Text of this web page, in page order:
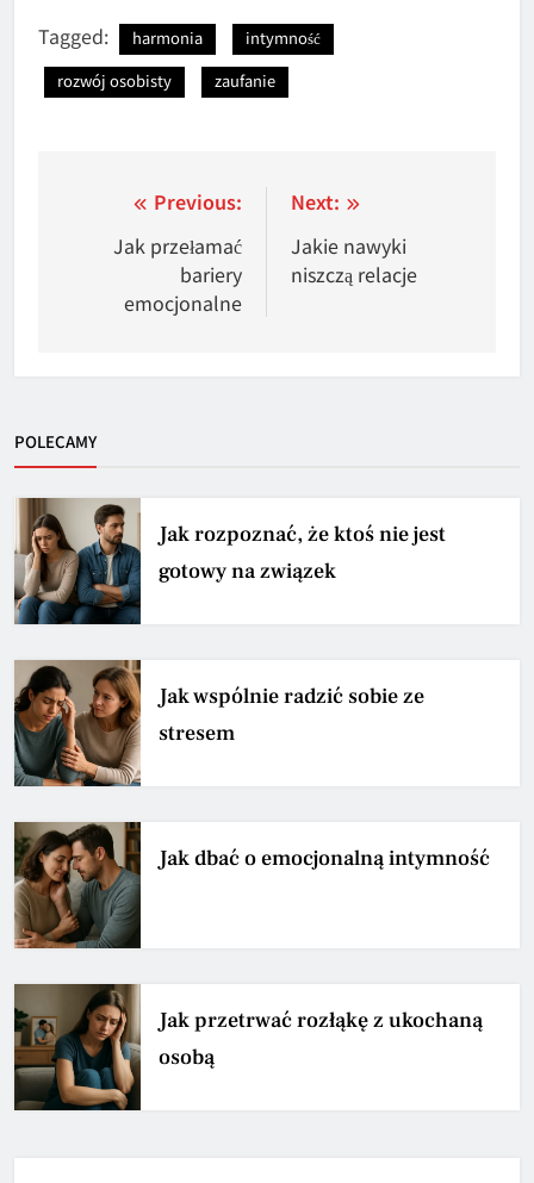
Tagged: harmonia
intymność
rozwój osobisty
zaufanie
Nawigacja
wpisu
Previous:
Jak przełamać
bariery
emocjonalne
Next:
Jakie nawyki
niszczą relacje
POLECAMY
Jak rozpoznać, że ktoś nie jest
gotowy na związek
Jak wspólnie radzić sobie ze
stresem
Jak dbać o emocjonalną intymność
Jak przetrwać rozłąkę z ukochaną
osobą